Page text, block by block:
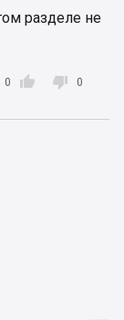
разделе не

0  0